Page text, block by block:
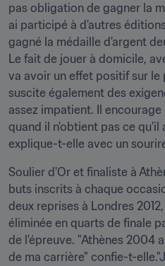
pas obligation de gagner la
ai participé à d'autres
gagné la médaille d'argent
Le fait de jouer à domicile,
va avoir un effet positif sur le
suscite également des
assez impatient. Il
quand il n'obtient pas ce qu'il
explique-t-elle avec un
Soulier d'Or et finaliste à
buts inscrits à chaque
deux reprises à Londres
éliminée en quarts de finale
de l'épreuve. "Athènes 2004
de ma carrière" confie-t-